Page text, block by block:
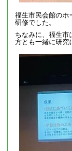
福生市民会館のホ
研修でした。
ちなみに、福生
方とも一緒に研究